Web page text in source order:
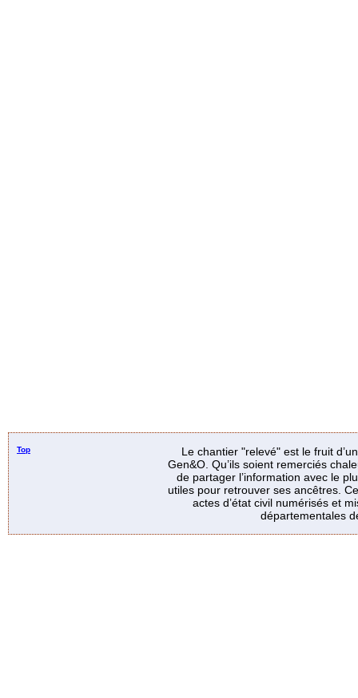
Top
Le chantier "relevé" est le fruit
Gen&O. Qu’ils soient remerciés
de partager l’information avec le
utiles pour retrouver ses ancêtres.
actes d’état civil numérisés et
départementales